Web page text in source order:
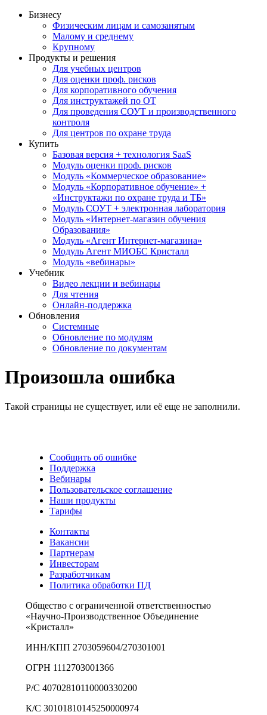
Бизнесу
Физическим лицам и самозанятым
Малому и среднему
Крупному
Продукты и решения
Для учебных центров
Для оценки проф. рисков
Для корпоративного обучения
Для инструктажей по ОТ
Для проведения СОУТ и производственного
контроля
Для центров по охране труда
Купить
Базовая версия + технология SaaS
Модуль оценки проф. рисков
Модуль «Коммерческое образование»
Модуль «Корпоративное обучение» +
«Инструктажи по охране труда и ТБ»
Модуль СОУТ + электронная лаборатория
Модуль «Интернет-магазин обучения
Образования»
Модуль «Агент Интернет-магазина»
Модуль Агент МИОБС Кристалл
Модуль «вебинары»
Учебник
Видео лекции и вебинары
Для чтения
Онлайн-поддержка
Обновления
Системные
Обновление по модулям
Обновление по документам
Произошла ошибка
Такой страницы не существует, или её еще не заполнили.
Сообщить об ошибке
Поддержка
Вебинары
Пользовательское соглашение
Наши продукты
Тарифы
Контакты
Вакансии
Партнерам
Инвесторам
Разработчикам
Политика обработки ПД
Общество с ограниченной ответственностью
«Научно-Производственное Объединение
«Кристалл»
ИНН/КПП 2703059604/270301001
ОГРН 1112703001366
Р/С 40702810110000330200
К/С 30101810145250000974